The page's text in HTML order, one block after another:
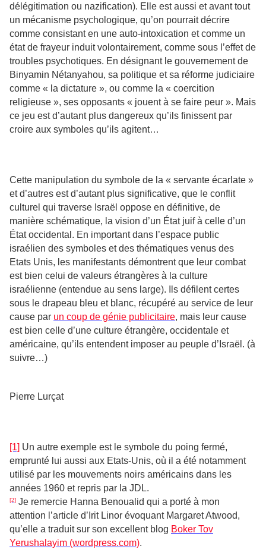
délégitimation ou nazification). Elle est aussi et avant tout
un mécanisme psychologique, qu’on pourrait décrire
comme consistant en une auto-intoxication et comme un
état de frayeur induit volontairement, comme sous l’effet de
troubles psychotiques. En désignant le gouvernement de
Binyamin Nétanyahou, sa politique et sa réforme judiciaire
comme « la dictature », ou comme la « coercition
religieuse », ses opposants « jouent à se faire peur ». Mais
ce jeu est d’autant plus dangereux qu’ils finissent par
croire aux symboles qu’ils agitent…
Cette manipulation du symbole de la « servante écarlate »
et d’autres est d’autant plus significative, que le conflit
culturel qui traverse Israël oppose en définitive, de
manière schématique, la vision d’un État juif à celle d’un
État occidental. En important dans l’espace public
israélien des symboles et des thématiques venus des
Etats Unis, les manifestants démontrent que leur combat
est bien celui de valeurs étrangères à la culture
israélienne (entendue au sens large). Ils défilent certes
sous le drapeau bleu et blanc, récupéré au service de leur
cause par un coup de génie publicitaire, mais leur cause
est bien celle d’une culture étrangère, occidentale et
américaine, qu’ils entendent imposer au peuple d’Israël. (à
suivre…)
Pierre Lurçat
[1] Un autre exemple est le symbole du poing fermé,
emprunté lui aussi aux Etats-Unis, où il a été notamment
utilisé par les mouvements noirs américains dans les
années 1960 et repris par la JDL.
[2] Je remercie Hanna Benoualid qui a porté à mon
attention l’article d’Irit Linor évoquant Margaret Atwood,
qu’elle a traduit sur son excellent blog Boker Tov
Yerushalayim (wordpress.com).